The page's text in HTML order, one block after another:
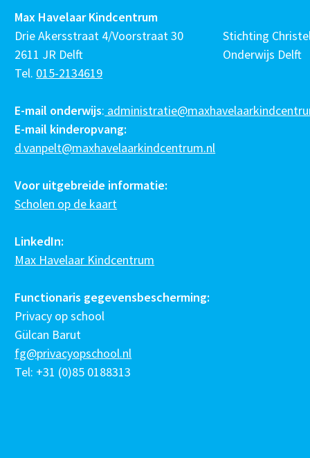
Max Havelaar Kindcentrum
Drie Akersstraat 4/Voorstraat 30
2611 JR Delft
Tel. 015-2134619
E-mail onderwijs:
E-mail kinderopvang:
d.vanpelt@maxhavelaarkindcentrum.nl
Voor uitgebreide informatie:
Scholen op de kaart
LinkedIn:
Max Havelaar Kindcentrum
Functionaris gegevensbescherming:
Privacy op school
Gülcan Barut
fg@privacyopschool.nl
Tel: +31 (0)85 0188313
Stichting
Onderwijs Delft